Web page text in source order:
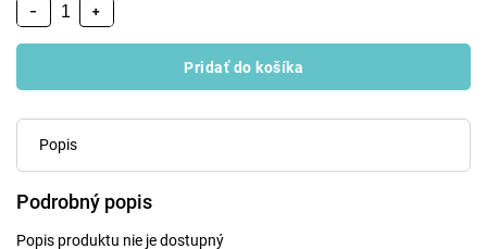
+
−
Pridať do košíka
Popis
Podrobný popis
Popis produktu nie je dostupný